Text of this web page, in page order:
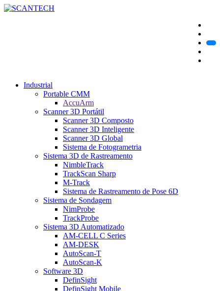
Industrial
Portable CMM
AccuArm
Scanner 3D Portátil
Scanner 3D Composto
Scanner 3D Inteligente
Scanner 3D Global
Sistema de Fotogrametria
Sistema 3D de Rastreamento
NimbleTrack
TrackScan Sharp
M-Track
Sistema de Rastreamento de Pose 6D
Sistema de Sondagem
NimProbe
TrackProbe
Sistema 3D Automatizado
AM-CELL C Series
AM-DESK
AutoScan-T
AutoScan-K
Software 3D
DefinSight
DefinSight Mobile